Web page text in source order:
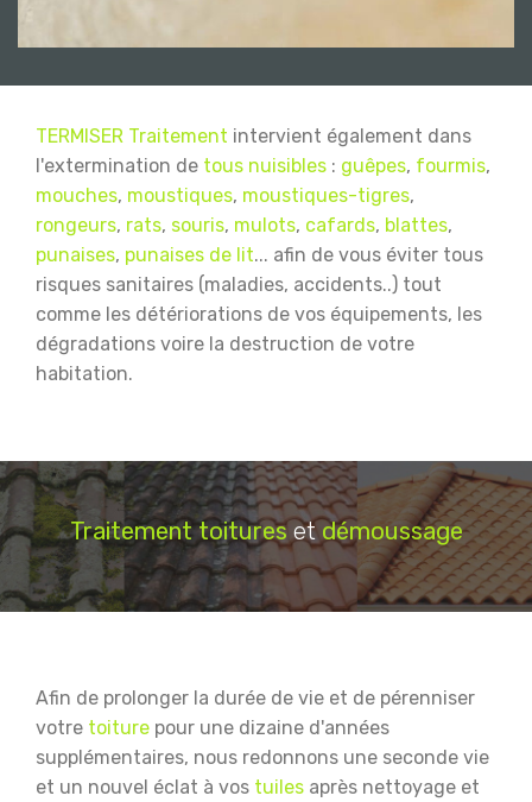
TERMISER Traitement intervient également dans
l'extermination de tous nuisibles : guêpes, fourmis,
mouches, moustiques, moustiques-tigres,
rongeurs, rats, souris, mulots, cafards, blattes,
punaises, punaises de lit... afin de vous éviter tous
risques sanitaires (maladies, accidents..) tout
comme les détériorations de vos équipements, les
dégradations voire la destruction de votre
habitation.
Traitement toitureset démoussage
Afin de prolonger la durée de vie et de pérenniser
votre toiture pour une dizaine d'années
supplémentaires, nous redonnons une seconde vie
et un nouvel éclat à vos tuiles après nettoyage et